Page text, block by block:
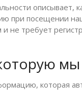
описывает,
при посещении
не требует
которая